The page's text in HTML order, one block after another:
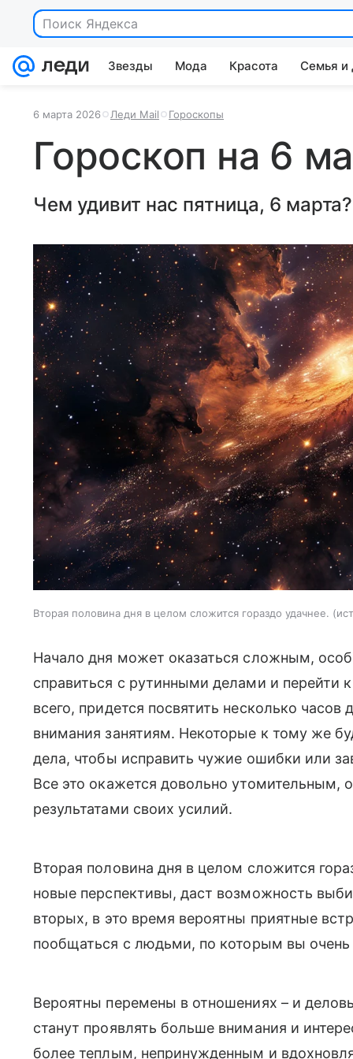
Поиск Яндекса
Звезды Мода Красота Семья и
6 марта 2026 Леди Mail Гороскопы
Гороскоп на 6
Чем удивит нас пятница, 6 марта?
Вторая половина дня в целом сложится гораздо удачнее.
Начало дня может оказаться сложным,
справиться с рутинными делами и перейти
всего, придется посвятить несколько
внимания занятиям. Некоторые к тому же
дела, чтобы исправить чужие ошибки или
Все это окажется довольно утомительным,
результатами своих усилий.
Вторая половина дня в целом сложится
новые перспективы, даст возможность
вторых, в это время вероятны приятные
пообщаться с людьми, по которым вы очень
Вероятны перемены в отношениях – и
станут проявлять больше внимания и
более теплым, непринужденным и